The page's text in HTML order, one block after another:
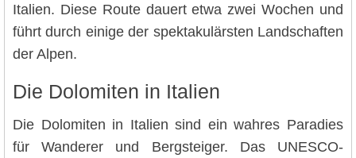
Italien. Diese Route dauert etwa zwei Wochen und
führt durch einige der spektakulärsten Landschaften
der Alpen.
Die Dolomiten in Italien
Die Dolomiten in Italien sind ein wahres Paradies
für Wanderer und Bergsteiger. Das UNESCO-